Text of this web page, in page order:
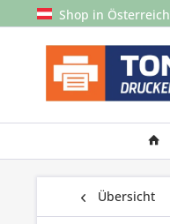
Shop in Österreich
Übersicht